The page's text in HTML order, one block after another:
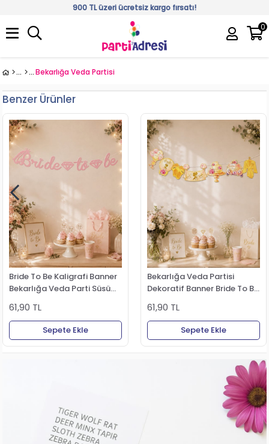
900 TL üzeri ücretsiz kargo fırsatı!
0
Üye Girişi
Bekarlığa Veda Partisi
Benzer Ürünler
Bride To Be Kaligrafi Banner
Bekarlığa Veda Parti Süsü
61,90 TL
Sepete Ekle
Bekarlığa Veda Partisi
Dekoratif Banner Bride To Be
61,90 TL
Sepete Ekle